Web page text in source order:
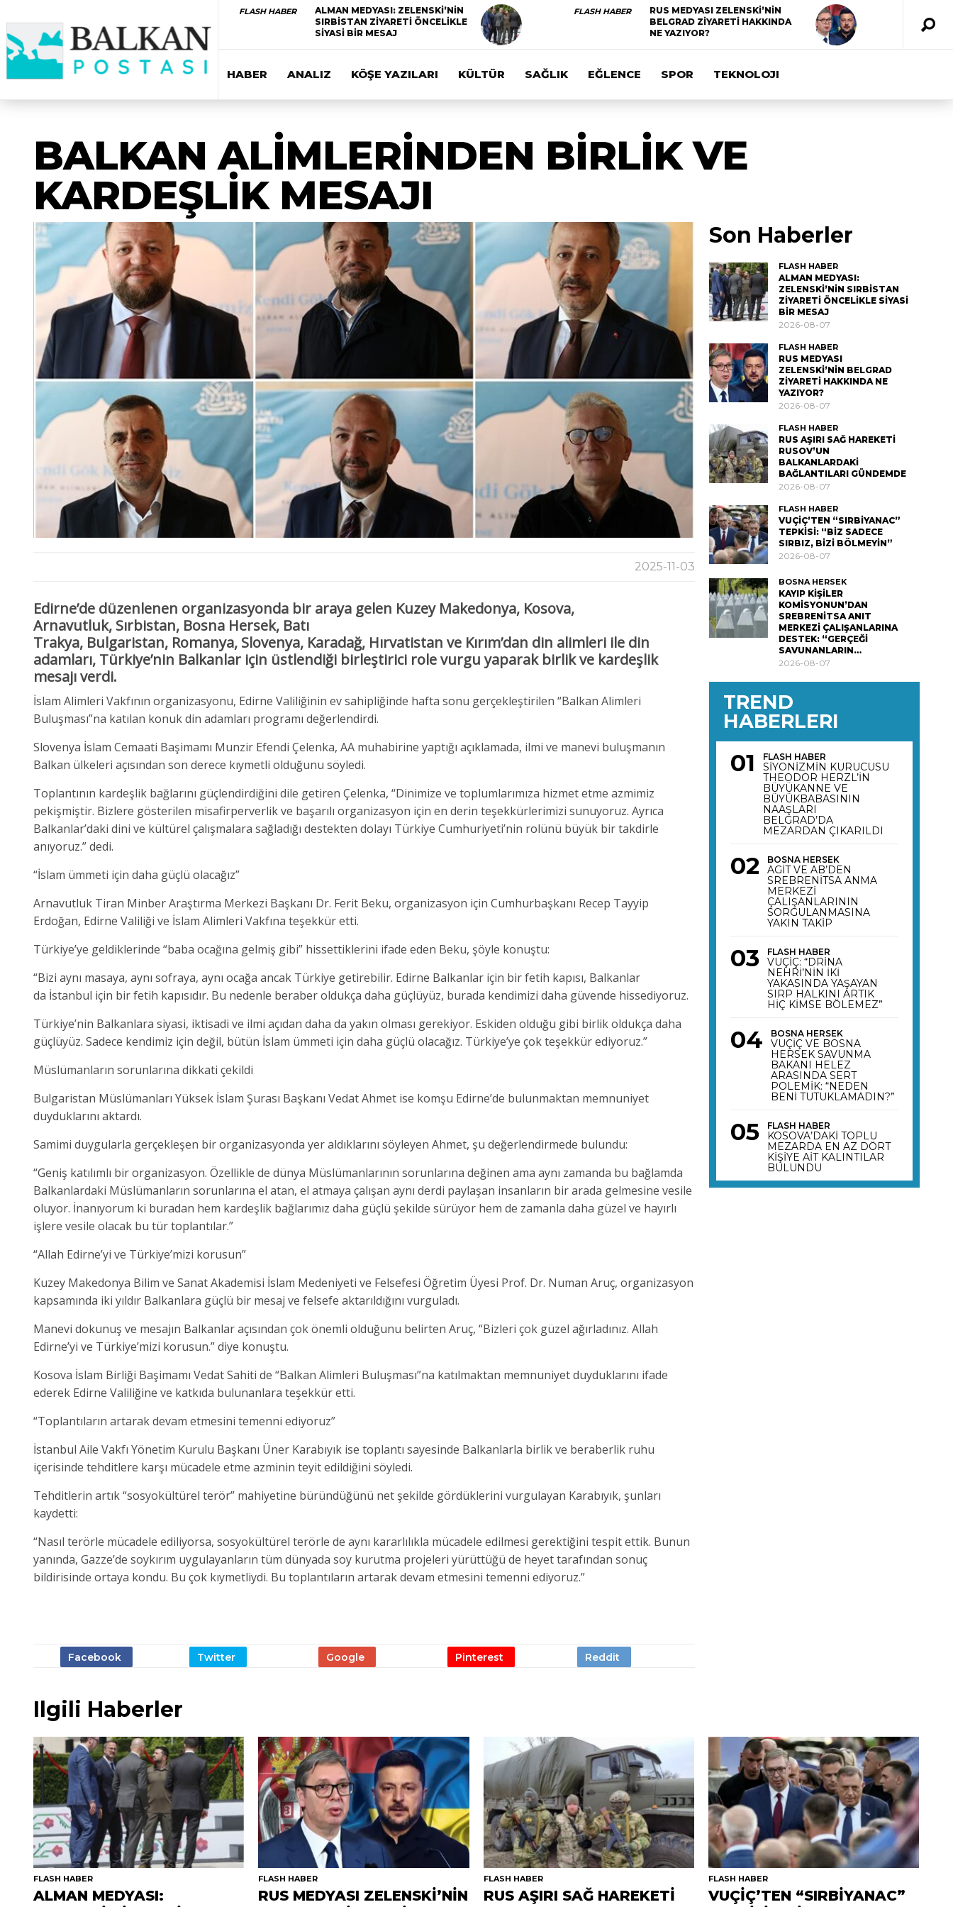
FLASH HABER
ALMAN MEDYASI: ZELENSKİ’NİN
SIRBİSTAN ZİYARETİ ÖNCELİKLE
SİYASİ BİR MESAJ
FLASH HABER
RUS MEDYASI ZELENSKİ’NİN
BELGRAD ZİYARETİ HAKKINDA
NE YAZIYOR?
HABER ANALIZ KÖŞE YAZILARI KÜLTÜR SAĞLIK EĞLENCE SPOR TEKNOLOJI
BALKAN ALİMLERİNDEN BİRLİK VE
KARDEŞLİK MESAJI
2025-11-03
Edirne’de düzenlenen organizasyonda bir araya gelen Kuzey Makedonya, Kosova,
Arnavutluk, Sırbistan, Bosna Hersek, Batı
Trakya, Bulgaristan, Romanya, Slovenya, Karadağ, Hırvatistan ve Kırım’dan din alimleri ile din
adamları, Türkiye’nin Balkanlar için üstlendiği birleştirici role vurgu yaparak birlik ve kardeşlik
mesajı verdi.
İslam Alimleri Vakfının organizasyonu, Edirne Valiliğinin ev sahipliğinde hafta sonu gerçekleştirilen “Balkan Alimleri
Buluşması”na katılan konuk din adamları programı değerlendirdi.
Slovenya İslam Cemaati Başimamı Munzir Efendi Çelenka, AA muhabirine yaptığı açıklamada, ilmi ve manevi buluşmanın
Balkan ülkeleri açısından son derece kıymetli olduğunu söyledi.
Toplantının kardeşlik bağlarını güçlendirdiğini dile getiren Çelenka, “Dinimize ve toplumlarımıza hizmet etme azmimiz
pekişmiştir. Bizlere gösterilen misafirperverlik ve başarılı organizasyon için en derin teşekkürlerimizi sunuyoruz. Ayrıca
Balkanlar’daki dini ve kültürel çalışmalara sağladığı destekten dolayı Türkiye Cumhuriyeti’nin rolünü büyük bir takdirle
anıyoruz.” dedi.
“İslam ümmeti için daha güçlü olacağız”
Arnavutluk Tiran Minber Araştırma Merkezi Başkanı Dr. Ferit Beku, organizasyon için Cumhurbaşkanı Recep Tayyip
Erdoğan, Edirne Valiliği ve İslam Alimleri Vakfına teşekkür etti.
Türkiye’ye geldiklerinde “baba ocağına gelmiş gibi” hissettiklerini ifade eden Beku, şöyle konuştu:
“Bizi aynı masaya, aynı sofraya, aynı ocağa ancak Türkiye getirebilir. Edirne Balkanlar için bir fetih kapısı, Balkanlar
da İstanbul için bir fetih kapısıdır. Bu nedenle beraber oldukça daha güçlüyüz, burada kendimizi daha güvende hissediyoruz.
Türkiye’nin Balkanlara siyasi, iktisadi ve ilmi açıdan daha da yakın olması gerekiyor. Eskiden olduğu gibi birlik oldukça daha
güçlüyüz. Sadece kendimiz için değil, bütün İslam ümmeti için daha güçlü olacağız. Türkiye’ye çok teşekkür ediyoruz.”
Müslümanların sorunlarına dikkati çekildi
Bulgaristan Müslümanları Yüksek İslam Şurası Başkanı Vedat Ahmet ise komşu Edirne’de bulunmaktan memnuniyet
duyduklarını aktardı.
Samimi duygularla gerçekleşen bir organizasyonda yer aldıklarını söyleyen Ahmet, şu değerlendirmede bulundu:
“Geniş katılımlı bir organizasyon. Özellikle de dünya Müslümanlarının sorunlarına değinen ama aynı zamanda bu bağlamda
Balkanlardaki Müslümanların sorunlarına el atan, el atmaya çalışan aynı derdi paylaşan insanların bir arada gelmesine vesile
oluyor. İnanıyorum ki buradan hem kardeşlik bağlarımız daha güçlü şekilde sürüyor hem de zamanla daha güzel ve hayırlı
işlere vesile olacak bu tür toplantılar.”
“Allah Edirne’yi ve Türkiye’mizi korusun”
Kuzey Makedonya Bilim ve Sanat Akademisi İslam Medeniyeti ve Felsefesi Öğretim Üyesi Prof. Dr. Numan Aruç, organizasyon
kapsamında iki yıldır Balkanlara güçlü bir mesaj ve felsefe aktarıldığını vurguladı.
Manevi dokunuş ve mesajın Balkanlar açısından çok önemli olduğunu belirten Aruç, “Bizleri çok güzel ağırladınız. Allah
Edirne’yi ve Türkiye’mizi korusun.” diye konuştu.
Kosova İslam Birliği Başimamı Vedat Sahiti de “Balkan Alimleri Buluşması”na katılmaktan memnuniyet duyduklarını ifade
ederek Edirne Valiliğine ve katkıda bulunanlara teşekkür etti.
“Toplantıların artarak devam etmesini temenni ediyoruz”
İstanbul Aile Vakfı Yönetim Kurulu Başkanı Üner Karabıyık ise toplantı sayesinde Balkanlarla birlik ve beraberlik ruhu
içerisinde tehditlere karşı mücadele etme azminin teyit edildiğini söyledi.
Tehditlerin artık “sosyokültürel terör” mahiyetine büründüğünü net şekilde gördüklerini vurgulayan Karabıyık, şunları
kaydetti:
“Nasıl terörle mücadele ediliyorsa, sosyokültürel terörle de aynı kararlılıkla mücadele edilmesi gerektiğini tespit ettik. Bunun
yanında, Gazze’de soykırım uygulayanların tüm dünyada soy kurutma projeleri yürüttüğü de heyet tarafından sonuç
bildirisinde ortaya kondu. Bu çok kıymetliydi. Bu toplantıların artarak devam etmesini temenni ediyoruz.”
Son Haberler
FLASH HABER
ALMAN MEDYASI:
ZELENSKİ’NİN SIRBİSTAN
ZİYARETİ ÖNCELİKLE SİYASİ
BİR MESAJ
2026-08-07
FLASH HABER
RUS MEDYASI
ZELENSKİ’NİN BELGRAD
ZİYARETİ HAKKINDA NE
YAZIYOR?
2026-08-07
FLASH HABER
RUS AŞIRI SAĞ HAREKETİ
RUSOV’UN
BALKANLARDAKİ
BAĞLANTILARI GÜNDEMDE
2026-08-07
FLASH HABER
VUÇİÇ’TEN “SIRBİYANAC”
TEPKİSİ: “BİZ SADECE
SIRBIZ, BİZİ BÖLMEYİN”
2026-08-07
BOSNA HERSEK
KAYIP KİŞİLER
KOMİSYONUN’DAN
SREBRENİTSA ANIT
MERKEZİ ÇALIŞANLARINA
DESTEK: “GERÇEĞİ
SAVUNANLARIN…
2026-08-07
TREND
HABERLERI
FLASH HABER
SİYONİZMİN KURUCUSU
THEODOR HERZL’İN
BÜYÜKANNE VE
BÜYÜKBABASININ
NAAŞLARI
BELGRAD’DA
MEZARDAN ÇIKARILDI
BOSNA HERSEK
AGİT VE AB’DEN
SREBRENİTSA ANMA
MERKEZİ
ÇALIŞANLARININ
SORGULANMASINA
YAKIN TAKİP
FLASH HABER
VUÇİÇ: “DRİNA
NEHRİ’NİN İKİ
YAKASINDA YAŞAYAN
SIRP HALKINI ARTIK
HİÇ KİMSE BÖLEMEZ”
BOSNA HERSEK
VUÇİÇ VE BOSNA
HERSEK SAVUNMA
BAKANI HELEZ
ARASINDA SERT
POLEMİK: “NEDEN
BENİ TUTUKLAMADIN?”
FLASH HABER
KOSOVA’DAKİ TOPLU
MEZARDA EN AZ DÖRT
KİŞİYE AİT KALINTILAR
BULUNDU
Ilgili Haberler
FLASH HABER
ALMAN MEDYASI:
FLASH HABER
RUS MEDYASI ZELENSKİ’NİN
FLASH HABER
RUS AŞIRI SAĞ HAREKETİ
FLASH HABER
VUÇİÇ’TEN “SIRBİYANAC”